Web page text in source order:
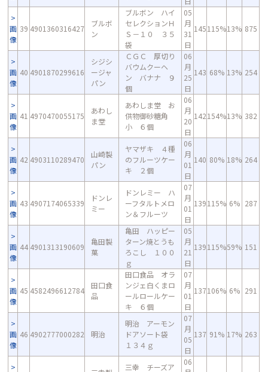
画
像
39 4901360316427
ブルボ
ン
ブルボン ハイ
セレクションＨ
Ｓ－１０ ３５
袋
05
月
31
日
145115%13% 875
画
像
40 4901870299616
シジシ
ージャ
パン
ＣＧＣ 厚切り
バウムクーヘ
ン バナナ ９
個
06
月
25
日
143 68% 13% 254
画
像
41 4970470055175
あわし
ま堂
あわしま堂 お
供物御砂糖角
小 ６個
06
月
20
日
142154%13% 382
画
像
42 4903110289470
山崎製
パン
ヤマザキ ４種
のフルーツケー
キ ２個
06
月
01
日
140 80% 18% 264
画
像
43 4907174065339
ドンレ
ミー
ドンレミー ハ
ーフタルトメロ
ン＆フルーツ
07
月
01
日
139115% 6% 287
画
像
44 4901313190609
亀田製
菓
亀田 ハッピー
ターン焼とうも
ろこし １００
ｇ
05
月
21
日
139115%59% 151
画
像
45 4582496612784
田口食
品
田口食品 オラ
ンジェ白くまロ
ールロールケー
キ ６個
07
月
01
日
137106% 6% 291
画
像
46 4902777000282 明治
明治 アーモン
ドアソート袋
１３４ｇ
07
月
05
日
137 91% 17% 263
三幸 チーズア
06